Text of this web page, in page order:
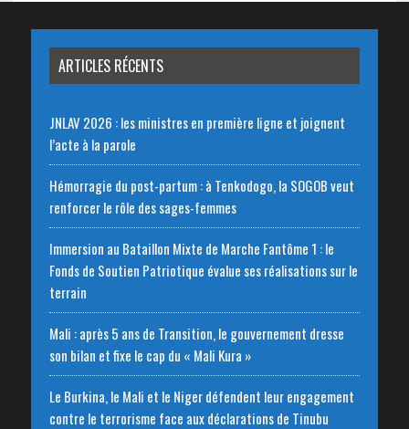
ARTICLES RÉCENTS
JNLAV 2026 : les ministres en première ligne et joignent
l’acte à la parole
Hémorragie du post-partum : à Tenkodogo, la SOGOB veut
renforcer le rôle des sages-femmes
Immersion au Bataillon Mixte de Marche Fantôme 1 : le
Fonds de Soutien Patriotique évalue ses réalisations sur le
terrain
Mali : après 5 ans de Transition, le gouvernement dresse
son bilan et fixe le cap du « Mali Kura »
Le Burkina, le Mali et le Niger défendent leur engagement
contre le terrorisme face aux déclarations de Tinubu